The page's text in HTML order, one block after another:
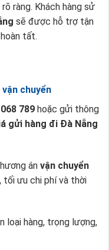
ràng. Khách hàng sử
sẽ được hỗ trợ tận
tất.
chuyển
789hoặc gửi thông
gửi hàng đi Đà Nẵng
án vận chuyển
tối ưu chi phí và thời
loại hàng, trọng lượng,